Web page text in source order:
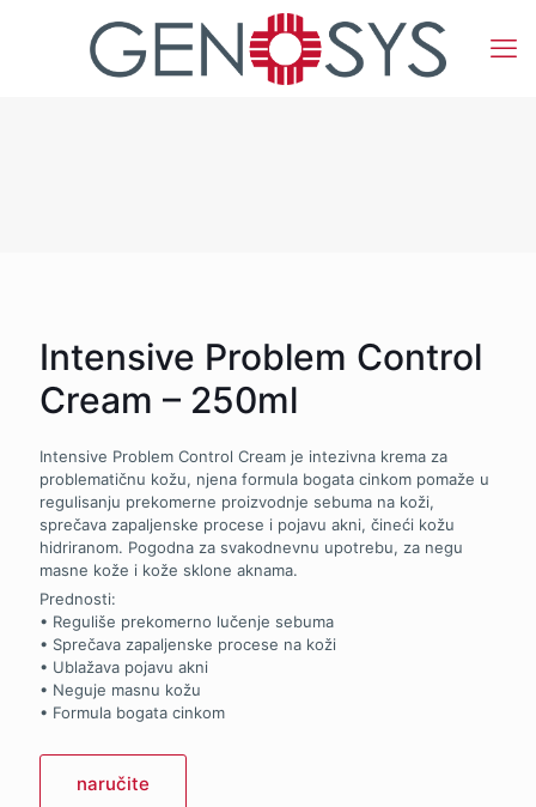
Intensive Problem Control
Cream – 250ml
Intensive Problem Control Cream je intezivna krema za
problematičnu kožu, njena formula bogata cinkom pomaže u
regulisanju prekomerne proizvodnje sebuma na koži,
sprečava zapaljenske procese i pojavu akni, čineći kožu
hidriranom. Pogodna za svakodnevnu upotrebu, za negu
masne kože i kože sklone aknama.
Prednosti:
• Reguliše prekomerno lučenje sebuma
• Sprečava zapaljenske procese na koži
• Ublažava pojavu akni
• Neguje masnu kožu
• Formula bogata cinkom
naručite